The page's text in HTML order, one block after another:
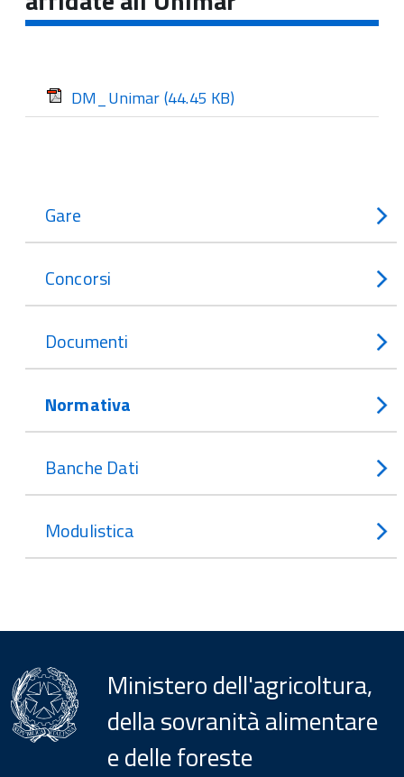
DM_Unimar(44.45 KB)
Gare
Concorsi
Documenti
Normativa
Banche Dati
Modulistica
Ministero dell'agricoltura,
della sovranità alimentare
e delle foreste